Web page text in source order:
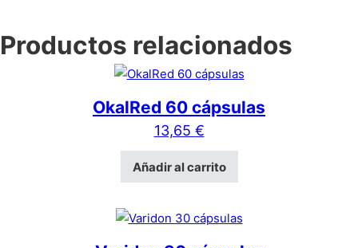
Productos relacionados
OkalRed 60 cápsulas
13,65 €
Añadir al carrito